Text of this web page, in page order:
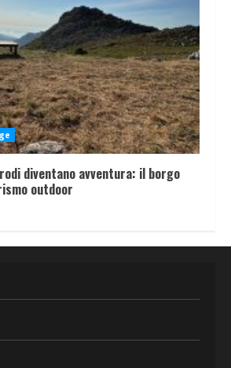
diventano avventura: il borgo
outdoor